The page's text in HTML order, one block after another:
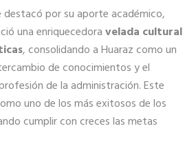
destacó por su aporte académico,
una enriquecedoravelada cultural
, consolidando a Huaraz como un
de conocimientos y el
de la administración. Este
uno de los más exitosos de los
cumplir con creces las metas